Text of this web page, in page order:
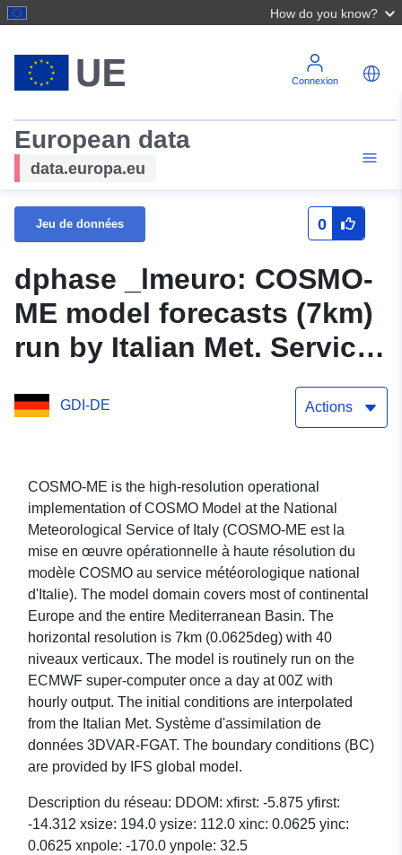
How do you know?
Connexion
European data
data.europa.eu
Jeu de données 0
dphase _lmeuro: COSMO-
ME model forecasts (7km)
run by Italian Met. Service
CNMCA for the MAP D-
PHASE project
GDI-DE Actions
COSMO-ME is the high-resolution operational
implementation of COSMO Model at the National
Meteorological Service of Italy (COSMO-ME est la
mise en œuvre opérationnelle à haute résolution du
modèle COSMO au service météorologique national
d'Italie). The model domain covers most of continental
Europe and the entire Mediterranean Basin. The
horizontal resolution is 7km (0.0625deg) with 40
niveaux verticaux. The model is routinely run on the
ECMWF super-computer once a day at 00Z with
hourly output. The initial conditions are interpolated
from the Italian Met. Système d'assimilation de
données 3DVAR-FGAT. The boundary conditions (BC)
are provided by IFS global model.
Description du réseau: DDOM: xfirst: -5.875 yfirst:
-14.312 xsize: 194.0 ysize: 112.0 xinc: 0.0625 yinc:
0.0625 xnpole: -170.0 ynpole: 32.5